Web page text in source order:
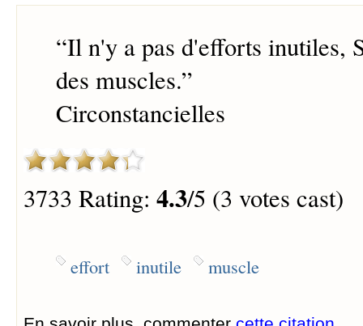
“Il n'y a pas d'efforts inutiles,
des muscles.”
Circonstancielles
3733 Rating: 4.3/5 (3 votes cast)
effort inutile muscle